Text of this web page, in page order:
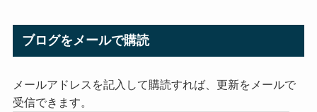
ブログをメールで購読
メールアドレスを記入して購読すれば、更新をメールで
受信できます。